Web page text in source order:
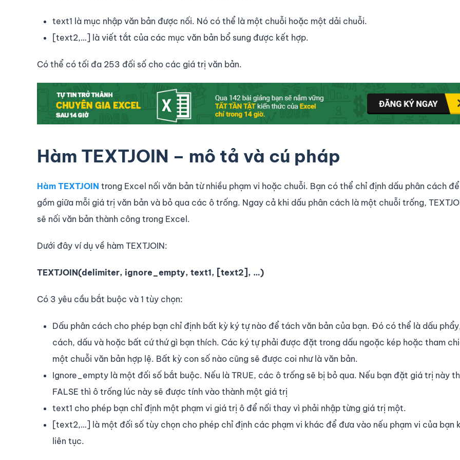
text1 là mục nhập văn bản được nối. Nó có thể là một chuỗi hoặc một dải chuỗi.
[text2,…] là viết tắt của các mục văn bản bổ sung được kết hợp.
Có thể có tối đa 253 đối số cho các giá trị văn bản.
Hàm TEXTJOIN – mô tả và cú pháp
Hàm TEXTJOIN trong Excel nối văn bản từ nhiều phạm vi hoặc chuỗi. Bạn có thể chỉ định dấu phân cách
gồm giữa mỗi giá trị văn bản và bỏ qua các ô trống. Ngay cả khi dấu phân cách là một chuỗi trống,
sẽ nối văn bản thành công trong Excel.
Dưới đây ví dụ về hàm TEXTJOIN:
TEXTJOIN(delimiter, ignore_empty, text1, [text2], …)
Có 3 yêu cầu bắt buộc và 1 tùy chọn:
Dấu phân cách cho phép bạn chỉ định bất kỳ ký tự nào để tách văn bản của bạn. Đó có thể là dấu
cách, dấu và hoặc bất cứ thứ gì bạn thích. Các ký tự phải được đặt trong dấu ngoặc kép hoặc tham
một chuỗi văn bản hợp lệ. Bất kỳ con số nào cũng sẽ được coi như là văn bản.
Ignore_empty là một đối số bắt buộc. Nếu là TRUE, các ô trống sẽ bị bỏ qua. Nếu bạn đặt giá trị này
FALSE thì ô trống lúc này sẽ được tính vào thành một giá trị
text1 cho phép bạn chỉ định một phạm vi giá trị ô để nối thay vì phải nhập từng giá trị một.
[text2,…] là một đối số tùy chọn cho phép chỉ định các phạm vi khác để đưa vào nếu phạm vi của bạn
liên tục.